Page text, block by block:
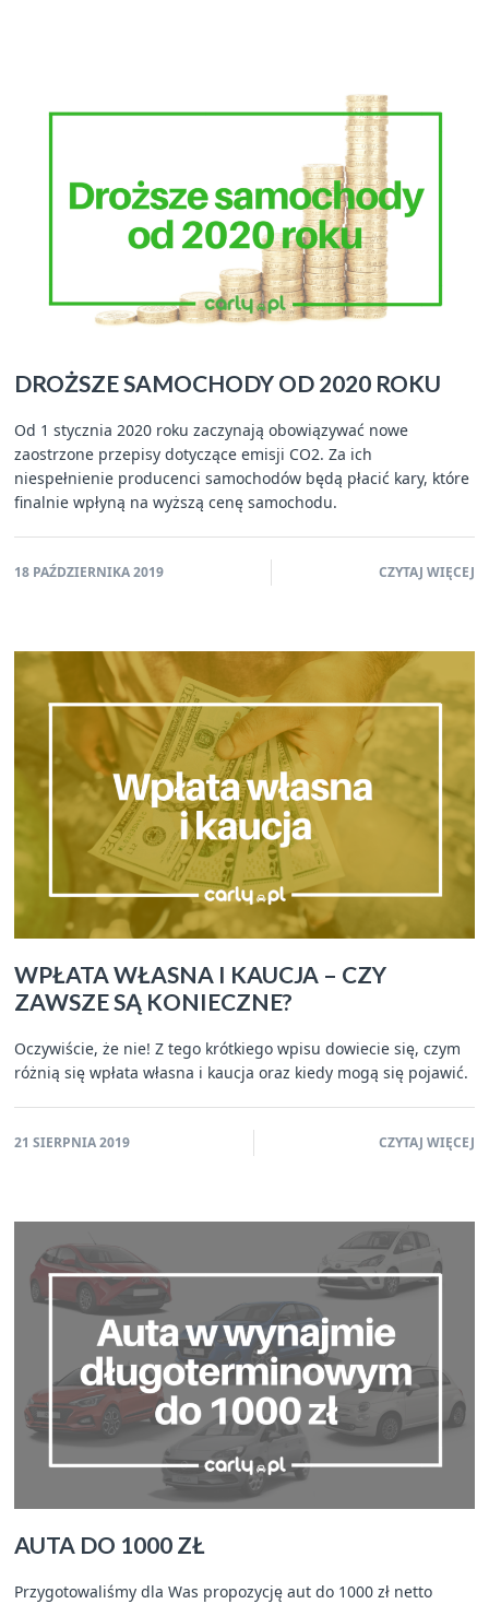
DROŻSZE SAMOCHODY OD 2020 ROKU
Od 1 stycznia 2020 roku zaczynają obowiązywać nowe
zaostrzone przepisy dotyczące emisji CO2. Za ich
niespełnienie producenci samochodów będą płacić kary, które
finalnie wpłyną na wyższą cenę samochodu.
18 PAŹDZIERNIKA 2019 CZYTAJ WIĘCEJ
WPŁATA WŁASNA I KAUCJA – CZY
ZAWSZE SĄ KONIECZNE?
Oczywiście, że nie! Z tego krótkiego wpisu dowiecie się, czym
różnią się wpłata własna i kaucja oraz kiedy mogą się pojawić.
21 SIERPNIA 2019 CZYTAJ WIĘCEJ
AUTA DO 1000 ZŁ
Przygotowaliśmy dla Was propozycję aut do 1000 zł netto